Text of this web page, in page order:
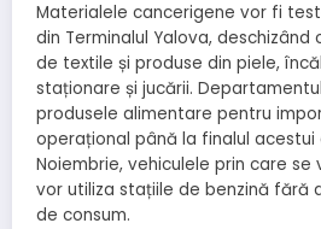
Materialele cancerigene vor fi
din Terminalul Yalova,
de textile și produse din piele,
staționare și jucării.
produsele alimentare pentru
operațional până la finalul acestui
Noiembrie, vehiculele prin care
vor utiliza stațiile de benzină fără
de consum.